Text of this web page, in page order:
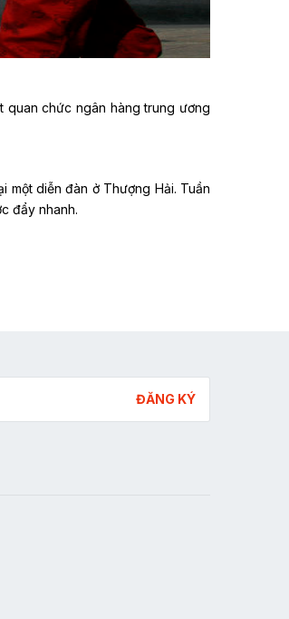
quan chức ngân hàng trung ương
một diễn đàn ở Thượng Hải. Tuần
đẩy nhanh.
ĐĂNG KÝ